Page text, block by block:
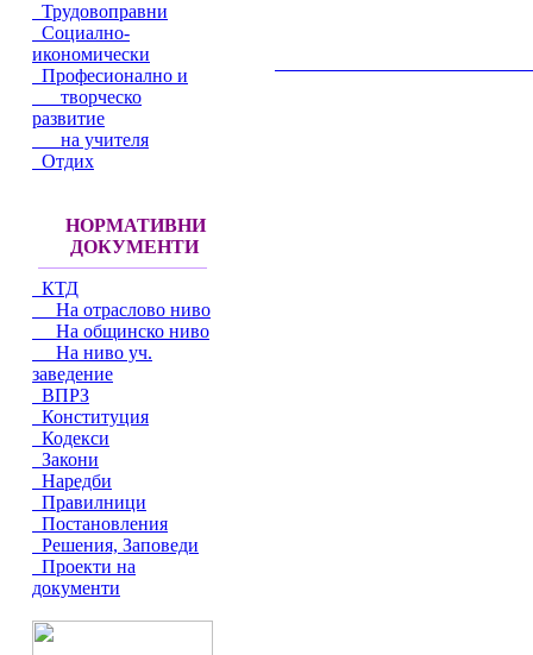
Трудовоправни
Социално-
икономически
Професионално и
творческо
развитие
на учителя
Отдих
НОРМАТИВНИ
ДОКУМЕНТИ
КТД
На отраслово ниво
На общинско ниво
На ниво уч.
заведение
ВПРЗ
Конституция
Кодекси
Закони
Наредби
Правилници
Постановления
Решения, Заповеди
Проекти на
документи